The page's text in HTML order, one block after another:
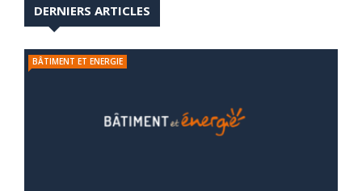
DERNIERS ARTICLES
BÂTIMENT ET ENERGIE